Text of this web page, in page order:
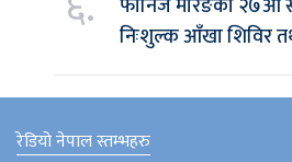
फोनिज मोरङको २७औँ
निःशुल्क आँखा शिविर
रेडियो नेपाल स्तम्भहरु